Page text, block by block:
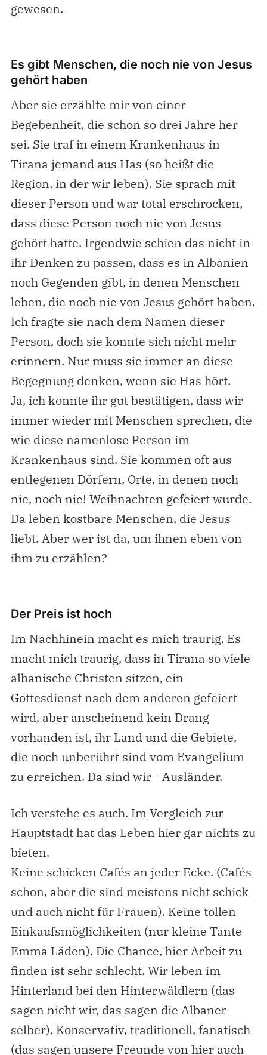
gewesen.
Es gibt Menschen, die noch nie von Jesus
gehört haben
Aber sie erzählte mir von einer
Begebenheit, die schon so drei Jahre her
sei. Sie traf in einem Krankenhaus in
Tirana jemand aus Has (so heißt die
Region, in der wir leben). Sie sprach mit
dieser Person und war total erschrocken,
dass diese Person noch nie von Jesus
gehört hatte. Irgendwie schien das nicht in
ihr Denken zu passen, dass es in Albanien
noch Gegenden gibt, in denen Menschen
leben, die noch nie von Jesus gehört haben.
Ich fragte sie nach dem Namen dieser
Person, doch sie konnte sich nicht mehr
erinnern. Nur muss sie immer an diese
Begegnung denken, wenn sie Has hört.
Ja, ich konnte ihr gut bestätigen, dass wir
immer wieder mit Menschen sprechen, die
wie diese namenlose Person im
Krankenhaus sind. Sie kommen oft aus
entlegenen Dörfern, Orte, in denen noch
nie, noch nie! Weihnachten gefeiert wurde.
Da leben kostbare Menschen, die Jesus
liebt. Aber wer ist da, um ihnen eben von
ihm zu erzählen?
Der Preis ist hoch
Im Nachhinein macht es mich traurig. Es
macht mich traurig, dass in Tirana so viele
albanische Christen sitzen, ein
Gottesdienst nach dem anderen gefeiert
wird, aber anscheinend kein Drang
vorhanden ist, ihr Land und die Gebiete,
die noch unberührt sind vom Evangelium
zu erreichen. Da sind wir - Ausländer.
Ich verstehe es auch. Im Vergleich zur
Hauptstadt hat das Leben hier gar nichts zu
bieten.
Keine schicken Cafés an jeder Ecke. (Cafés
schon, aber die sind meistens nicht schick
und auch nicht für Frauen). Keine tollen
Einkaufsmöglichkeiten (nur kleine Tante
Emma Läden). Die Chance, hier Arbeit zu
finden ist sehr schlecht. Wir leben im
Hinterland bei den Hinterwäldlern (das
sagen nicht wir, das sagen die Albaner
selber). Konservativ, traditionell, fanatisch
(das sagen unsere Freunde von hier auch